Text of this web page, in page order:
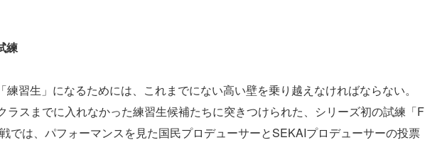
練
習生」になるためには、これまでにない高い壁を乗り越えなければならない。
ラスまでに入れなかった練習生候補たちに突きつけられた、シリーズ初の試練「F
では、パフォーマンスを見た国民プロデューサーとSEKAIプロデューサーの投票